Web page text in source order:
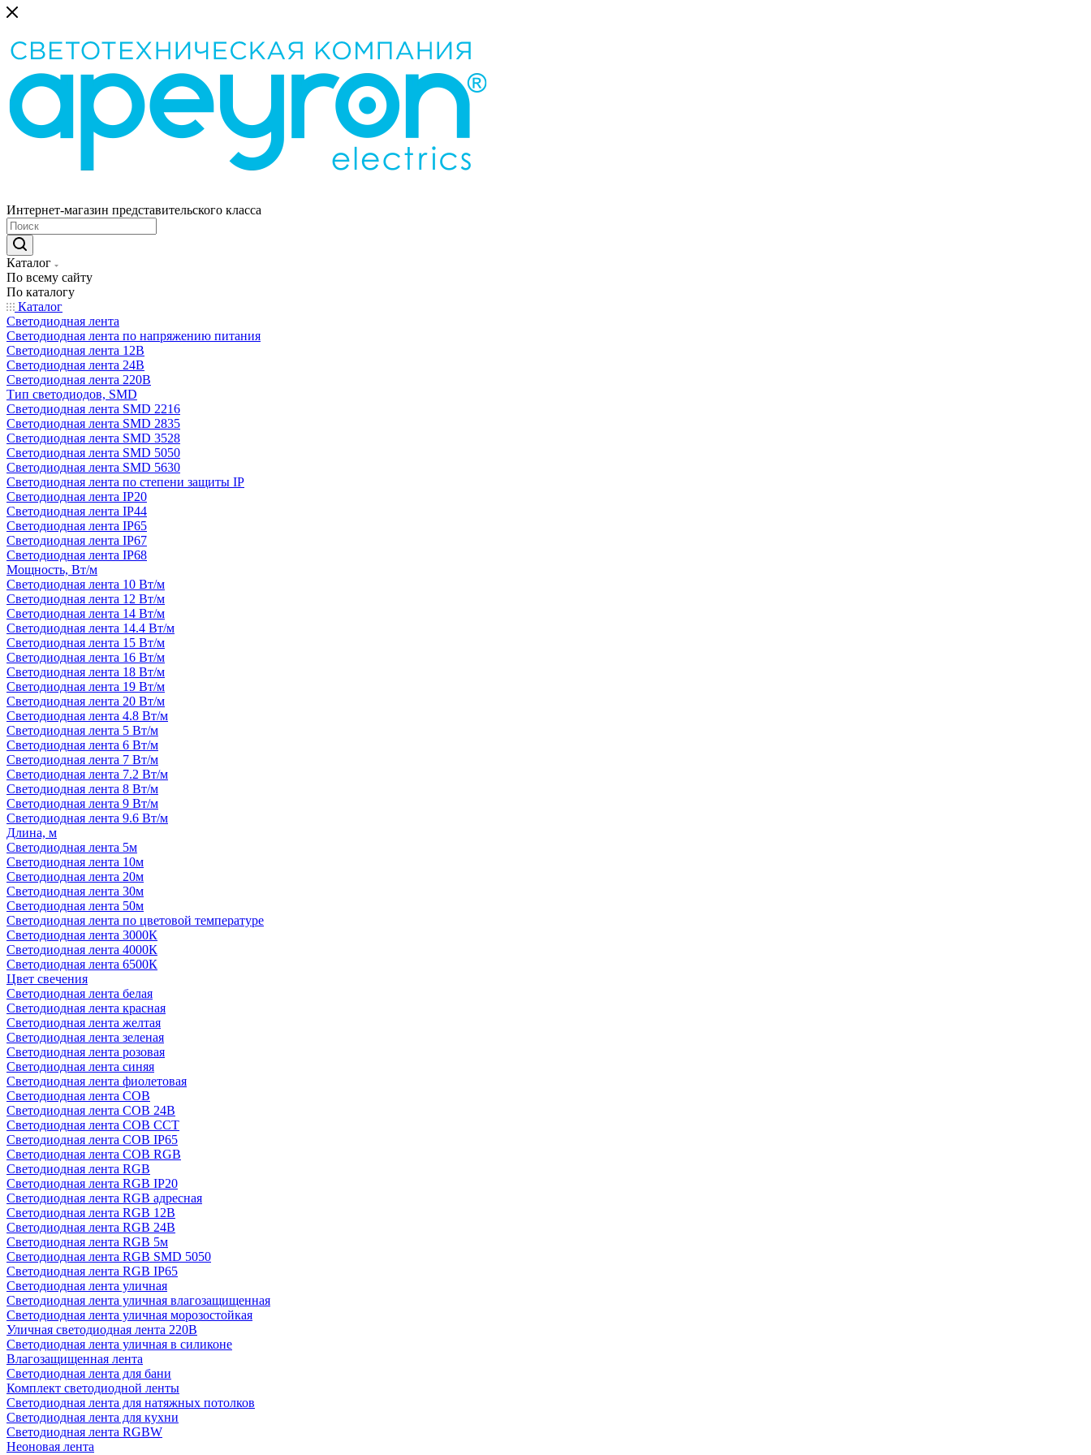
Интернет-магазин представительского класса
Каталог
По всему сайту
По каталогу
Каталог
Светодиодная лента
Светодиодная лента по напряжению питания
Светодиодная лента 12В
Светодиодная лента 24В
Светодиодная лента 220В
Тип светодиодов, SMD
Cветодиодная лента SMD 2216
Светодиодная лента SMD 2835
Светодиодная лента SMD 3528
Светодиодная лента SMD 5050
Светодиодная лента SMD 5630
Светодиодная лента по степени защиты IP
Светодиодная лента IP20
Светодиодная лента IP44
Светодиодная лента IP65
Светодиодная лента IP67
Светодиодная лента IP68
Мощность, Вт/м
Светодиодная лента 10 Вт/м
Светодиодная лента 12 Вт/м
Светодиодная лента 14 Вт/м
Светодиодная лента 14.4 Вт/м
Светодиодная лента 15 Вт/м
Светодиодная лента 16 Вт/м
Светодиодная лента 18 Вт/м
Светодиодная лента 19 Вт/м
Светодиодная лента 20 Вт/м
Светодиодная лента 4.8 Вт/м
Светодиодная лента 5 Вт/м
Светодиодная лента 6 Вт/м
Светодиодная лента 7 Вт/м
Светодиодная лента 7.2 Вт/м
Светодиодная лента 8 Вт/м
Светодиодная лента 9 Вт/м
Светодиодная лента 9.6 Вт/м
Длина, м
Светодиодная лента 5м
Светодиодная лента 10м
Светодиодная лента 20м
Светодиодная лента 30м
Светодиодная лента 50м
Светодиодная лента по цветовой температуре
Светодиодная лента 3000К
Светодиодная лента 4000К
Светодиодная лента 6500К
Цвет свечения
Светодиодная лента белая
Светодиодная лента красная
Светодиодная лента желтая
Светодиодная лента зеленая
Светодиодная лента розовая
Светодиодная лента синяя
Светодиодная лента фиолетовая
Светодиодная лента COB
Светодиодная лента COB 24В
Светодиодная лента COB CCT
Светодиодная лента COB IP65
Светодиодная лента COB RGB
Светодиодная лента RGB
Светодиодная лента RGB IP20
Светодиодная лента RGB адресная
Светодиодная лента RGB 12В
Светодиодная лента RGB 24В
Светодиодная лента RGB 5м
Светодиодная лента RGB SMD 5050
Светодиодная лента RGB IP65
Светодиодная лента уличная
Светодиодная лента уличная влагозащищенная
Светодиодная лента уличная морозостойкая
Уличная светодиодная лента 220В
Светодиодная лента уличная в силиконе
Влагозащищенная лента
Светодиодная лента для бани
Комплект светодиодной ленты
Светодиодная лента для натяжных потолков
Светодиодная лента для кухни
Светодиодная лента RGBW
Неоновая лента